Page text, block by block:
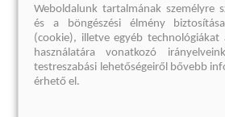
Weboldalunk tartalmának személyre
és a böngészési élmény
(cookie), illetve egyéb technológiákat
használatára vonatkozó
testreszabási lehetőségeiről bővebb
érhető el.